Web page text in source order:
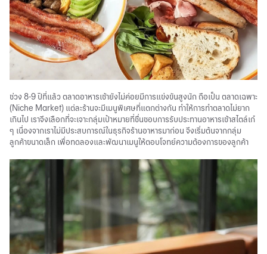
ช่วง 8-9 ปีที่แล้ว ตลาดอาหารเช้ายังไม่ค่อยมีการแข่งขันสูงนัก ถือเป็น ตลาดเฉพาะ
(Niche Market) แต่ละร้านจะมีเมนูพิเศษที่แตกต่างกัน ทำให้การทำตลาดไม่ยาก
เกินไป เราจึงเลือกที่จะเจาะกลุ่มเป้าหมายที่ชื่นชอบการรับประทานอาหารเช้าสไตล์เก๋
ๆ เนื่องจากเราไม่มีประสบการณ์ในธุรกิจร้านอาหารมาก่อน จึงเริ่มต้นจากกลุ่ม
ลูกค้าขนาดเล็ก เพื่อทดลองและพัฒนาเมนูให้ตอบโจทย์ความต้องการของลูกค้า